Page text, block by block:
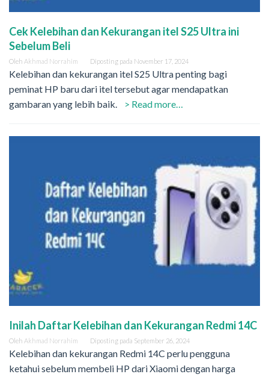
Cek Kelebihan dan Kekurangan itel S25 Ultra ini
Sebelum Beli
Oleh Akhmad Norrahim Diposting pada November 17, 2024
Kelebihan dan kekurangan itel S25 Ultra penting bagi
peminat HP baru dari itel tersebut agar mendapatkan
gambaran yang lebih baik.
> Read more…
Inilah Daftar Kelebihan dan Kekurangan Redmi 14C
Oleh Akhmad Norrahim Diposting pada September 26, 2024
Kelebihan dan kekurangan Redmi 14C perlu pengguna
ketahui sebelum membeli HP dari Xiaomi dengan harga